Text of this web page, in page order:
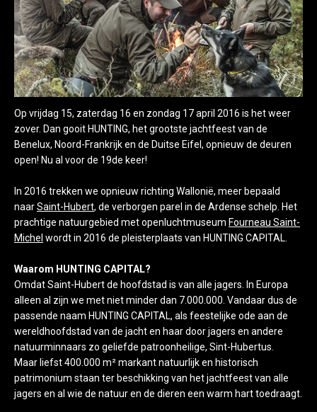
Op vrijdag 15, zaterdag 16 en zondag 17 april 2016 is het weer
zover. Dan gooit HUNTING, het grootste jachtfeest van de
Benelux, Noord-Frankrijk en de Duitse Eifel, opnieuw de deuren
open! Nu al voor de 19de keer!
In 2016 trekken we opnieuw richting Wallonië, meer bepaald
naarSaint-Hubert, de verborgen parel in de Ardense schelp. Het
prachtige natuurgebied met openluchtmuseum Fourneau Saint-
Michel wordt in 2016 de pleisterplaats van HUNTING CAPITAL.
Waarom HUNTING CAPITAL?
Omdat Saint-Hubert de hoofdstad is van alle jagers. In Europa
alleen al zijn we met niet minder dan 7.000.000. Vandaar dus de
passende naam HUNTING CAPITAL, als feestelijke ode aan de
wereldhoofdstad van de jacht en haar door jagers en andere
natuurminnaars zo geliefde patroonheilige, Sint-Hubertus.
Maar liefst 400.000 m² markant natuurlijk en historisch
patrimonium staan ter beschikking van het jachtfeest van alle
jagers en al wie de natuur en de dieren een warm hart toedraagt.